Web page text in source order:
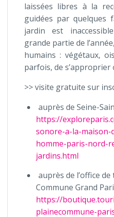
laissées libres à la
guidées par quelques
jardin est
grande partie de
humains : végétaux,
parfois, de s’approprier
>> visite gratuite sur
auprès de Seine-
https://
sonore-a-la-maison-
homme-paris-nord-
jardins.html
auprès de l’office
Commune Grand
https://
plainecommune-